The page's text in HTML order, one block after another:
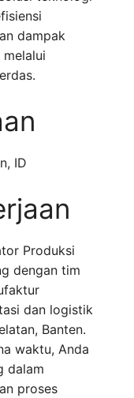
dampak
, ID
Produksi
dengan tim
dan logistik
Banten.
waktu, Anda
dalam
proses